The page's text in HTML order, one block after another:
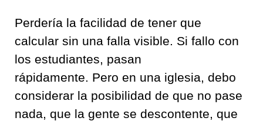
Perdería la facilidad de tener que
calcular sin una falla visible. Si fallo con
los estudiantes, pasan
rápidamente. Pero en una iglesia, debo
considerar la posibilidad de que no pase
nada, que la gente se descontente, que